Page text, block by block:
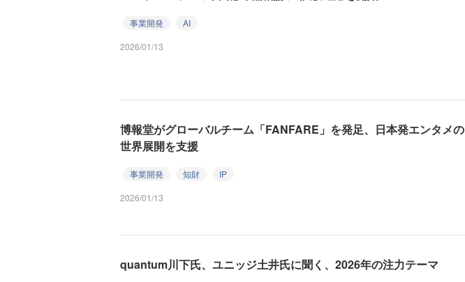
事業開発
AI
2026/01/13
博報堂がグローバルチーム「FANFARE」を発足、日本発エンタメの
世界展開を支援
事業開発 知財
IP
2026/01/13
quantum川下氏、ユニッジ土井氏に聞く、2026年の注力テーマ